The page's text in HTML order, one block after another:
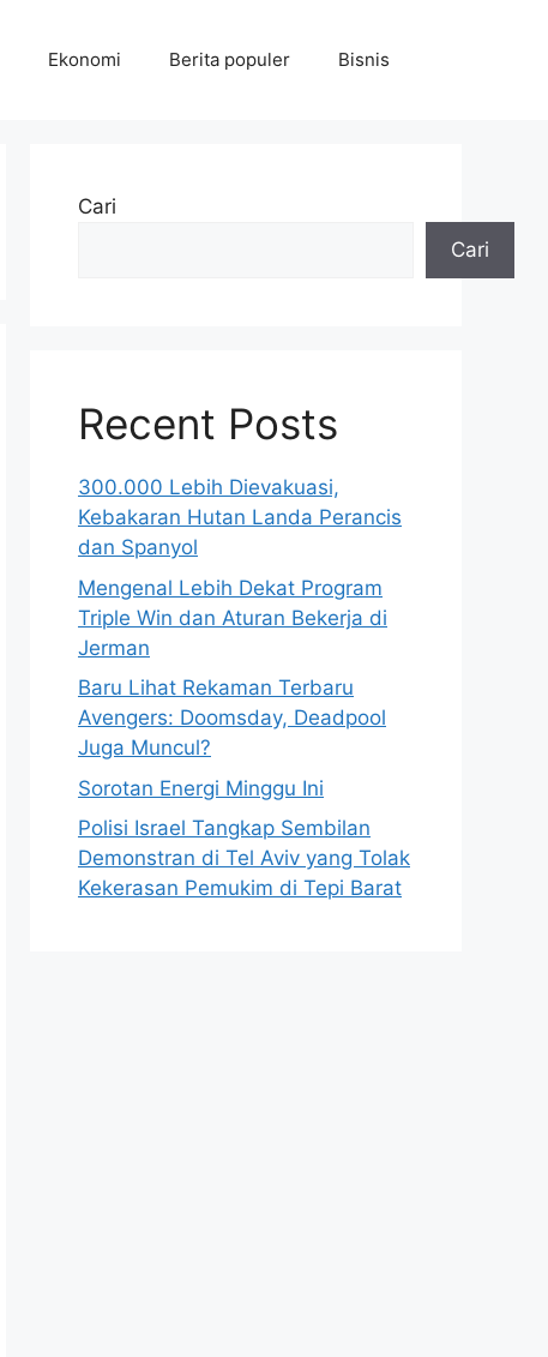
Ekonomi Berita populer Bisnis
Cari
Cari
Recent Posts
300.000 Lebih Dievakuasi,
Kebakaran Hutan Landa Perancis
dan Spanyol
Mengenal Lebih Dekat Program
Triple Win dan Aturan Bekerja di
Jerman
Baru Lihat Rekaman Terbaru
Avengers: Doomsday, Deadpool
Juga Muncul?
Sorotan Energi Minggu Ini
Polisi Israel Tangkap Sembilan
Demonstran di Tel Aviv yang Tolak
Kekerasan Pemukim di Tepi Barat